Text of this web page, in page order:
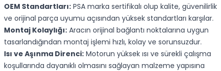
OEM Standartları: PSA marka sertifikalı olup kalite, güvenilirlik
ve orijinal parça uyumu açısından yüksek standartları karşılar.
Montaj Kolaylığı: Aracın orijinal bağlantı noktalarına uygun
tasarlandığından montaj işlemi hızlı, kolay ve sorunsuzdur.
Isı ve Aşınma Direnci: Motorun yüksek ısı ve sürekli çalışma
koşullarında dayanıklı olmasını sağlayan malzeme yapısına